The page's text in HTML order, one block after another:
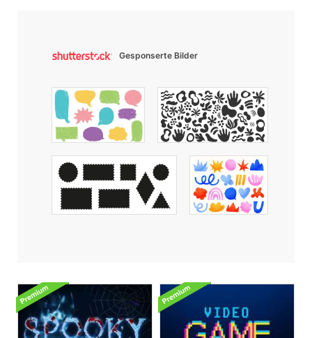
Gesponserte Bilder